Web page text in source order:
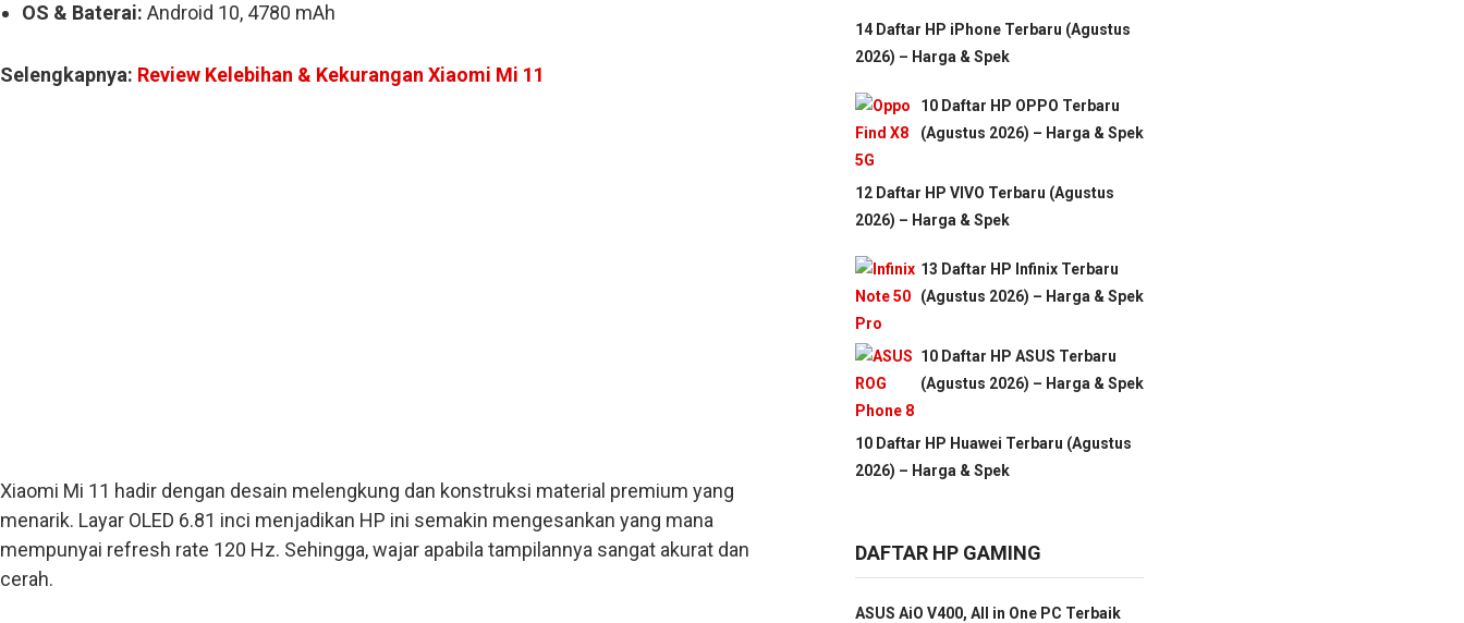
OS & Baterai: Android 10, 4780 mAh
Selengkapnya: Review Kelebihan & Kekurangan Xiaomi Mi 11
Xiaomi Mi 11 hadir dengan desain melengkung dan konstruksi material premium yang
menarik. Layar OLED 6.81 inci menjadikan HP ini semakin mengesankan yang mana
mempunyai refresh rate 120 Hz. Sehingga, wajar apabila tampilannya sangat akurat dan
cerah.
14 Daftar HP iPhone Terbaru (Agustus
2026) – Harga & Spek
10 Daftar HP OPPO Terbaru
(Agustus 2026) – Harga & Spek
12 Daftar HP VIVO Terbaru (Agustus
2026) – Harga & Spek
13 Daftar HP Infinix Terbaru
(Agustus 2026) – Harga & Spek
10 Daftar HP ASUS Terbaru
(Agustus 2026) – Harga & Spek
10 Daftar HP Huawei Terbaru (Agustus
2026) – Harga & Spek
DAFTAR HP GAMING
ASUS AiO V400, All in One PC Terbaik